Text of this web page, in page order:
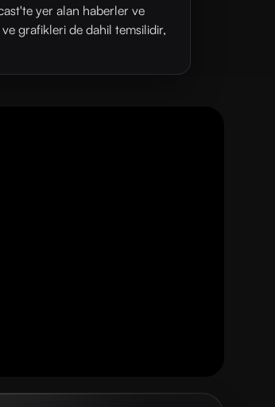
yer alan haberler ve
ve grafikleri de dahil temsilidir,